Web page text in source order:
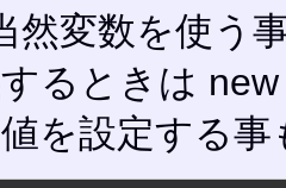
然変数を使う
るときは
を設定する